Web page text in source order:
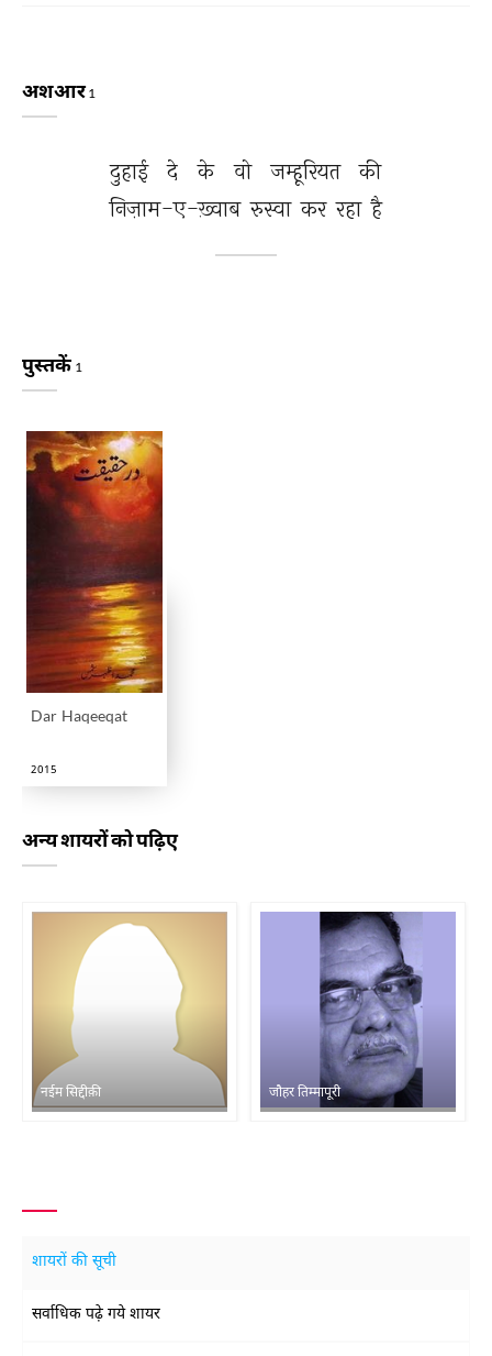
अशआर1
दुहाई दे के वो जम्हूरियत
की
निज़ाम-ए-ख़्वाब रुस्वा कर रहा है
पुस्तकें 1
Dar Haqeeqat
2015
अन्य शायरों को पढ़िए
नईम सिद्दीक़ी जौहर तिम्मापूरी
शायरों की सूची
सर्वाधिक पढ़े गये शायर